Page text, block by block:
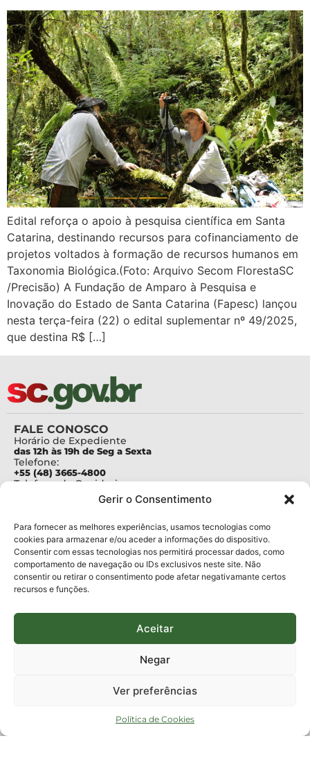
Gerir o Consentimento
Para fornecer as melhores experiências, usamos tecnologias como
cookies para armazenar e/ou aceder a informações do dispositivo.
Consentir com essas tecnologias nos permitirá processar dados, como
comportamento de navegação ou IDs exclusivos neste site. Não
consentir ou retirar o consentimento pode afetar negativamante certos
recursos e funções.
Aceitar
Negar
Ver preferências
Política de Cookies
Edital reforça o apoio à pesquisa científica em Santa
Catarina, destinando recursos para cofinanciamento de
projetos voltados à formação de recursos humanos em
Taxonomia Biológica.(Foto: Arquivo Secom FlorestaSC
/Precisão) A Fundação de Amparo à Pesquisa e
Inovação do Estado de Santa Catarina (Fapesc) lançou
nesta terça-feira (22) o edital suplementar nº 49/2025,
que destina R$ […]
FALE CONOSCO
Horário de Expediente
das 12h às 19h de Seg a Sexta
Telefone:
+55 (48) 3665-4800
Telefone da Ouvidoria
Para assuntos relacionados à Pesquisa
pesquisa@fapesc.sc.gov.br
Para assuntos relacionados à Inovação
inovacao@fapesc.sc.gov.br
Para assuntos relacionados à Bolsas
bolsas@fapesc.sc.gov.br
Para assuntos relacionados à Prestação de Contas
Para assuntos relacionados à Plataforma
plataforma@fapesc.sc.gov.br
Jair Artur da Silva dpo@fapesc.sc.gov.br 3665-4831
km 01, Módulo 12A, Edifício Fapesc / Celta, 5° andar